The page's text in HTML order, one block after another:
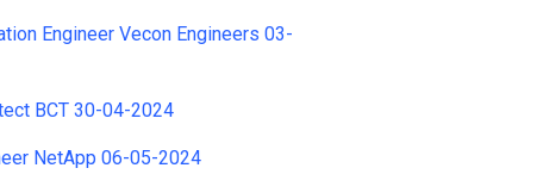
Engineer Vecon Engineers 03-
BCT 30-04-2024
NetApp 06-05-2024